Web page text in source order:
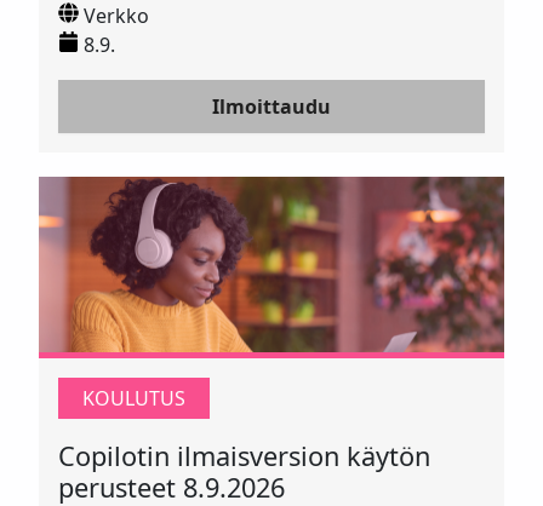
Verkko
8.9.
Ilmoittaudu
KOULUTUS
Copilotin ilmaisversion käytön
perusteet 8.9.2026